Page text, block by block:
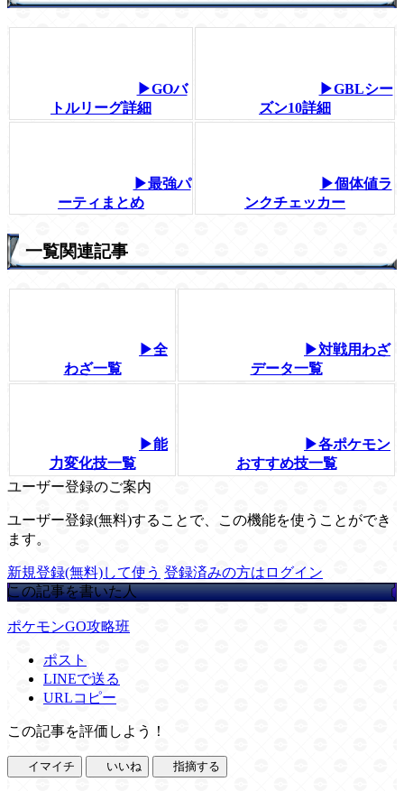
▶GOバ
トルリーグ詳細
▶GBLシー
ズン10詳細
▶最強パ
ーティまとめ
▶個体値ラ
ンクチェッカー
一覧関連記事
▶全
わざ一覧
▶対戦用わざ
データ一覧
▶能
力変化技一覧
▶各ポケモン
おすすめ技一覧
ユーザー登録のご案内
ユーザー登録(無料)することで、この機能を使うことができ
ます。
新規登録(無料)して使う 登録済みの方はログイン
この記事を書いた人
ポケモンGO攻略班
ポスト
LINEで送る
URLコピー
この記事を評価しよう！
イマイチ いいね 指摘する